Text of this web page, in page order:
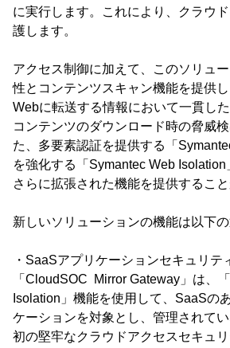
に実行します。これにより、クラウ
護します。
アクセス制御に加えて、このソリュ
性とコンテンツスキャン機能を提供
Webに転送する情報において一貫し
コンテンツのダウンロード時の脅威
た、多要素認証を提供する「
を強化する「Symantec Web Isolation
さらに拡張された機能を提供するこ
新しいソリューションの機能は以下の
・SaaSアプリケーションセキュリテ
「CloudSOC Mirror Gateway」は、
Isolation」機能を使用して、SaaSの
ケーションを対象とし、管理されて
初の堅牢なクラウドアクセスセキュ